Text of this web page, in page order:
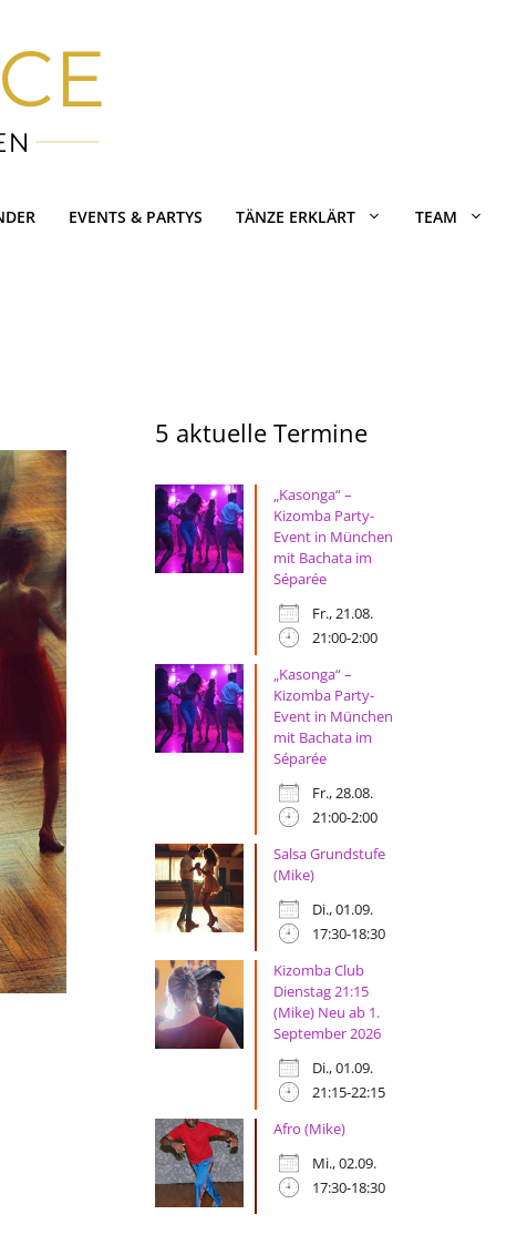
EVENTS & PARTYS TÄNZE ERKLÄRT TEAM
5 aktuelle Termine
„Kasonga“ –
Kizomba Party-
Event in München
mit Bachata im
Séparée
Fr., 21.08.
21:00-2:00
„Kasonga“ –
Kizomba Party-
Event in München
mit Bachata im
Séparée
Fr., 28.08.
21:00-2:00
Salsa Grundstufe
(Mike)
Di., 01.09.
17:30-18:30
Kizomba Club
Dienstag 21:15
(Mike) Neu ab 1.
September 2026
Di., 01.09.
21:15-22:15
Afro (Mike)
Mi., 02.09.
17:30-18:30